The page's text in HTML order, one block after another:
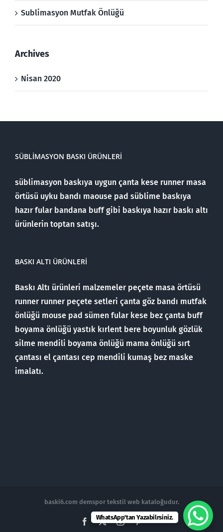
Sublimasyon Mutfak Önlüğü
Archives
Nisan 2020
SÜBLIMASYON BASKI ÜRÜNLERI
süblimasyon baskıya uygun çanta kese runner masa
örtüsü uyku bandı maouse pad süblime baskıya
hazır fular bandana buff gibi baskıya hazır baskı altı
ürünlerin toptan satışı.
BASKI ALTI ÜRÜNLERI
Baskı Altı ürünleri malzemeler peçete masa örtüsü
runner runner peçete setleri çanta göz bandı mutfak
önlüğü mouse pad sümen fular kese bez çanta buff
boyama önlüğü yastık kırlent bere boyunluk gözlük
silme mendili boyama önlüğü mama önlüğü sırt
çantası el çantası cep mendili kumaş bez maske
imalatı.
baski6.com demspor tekstil web kataloğudur.
Facebook
X InstagramPinterest
WhatsApp'tan Yazabilrsiniz.